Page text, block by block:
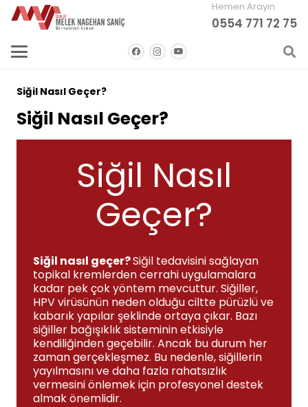
Hemen Arayın
0554 771 72 75
Siğil Nasıl Geçer?
Siğil Nasıl Geçer?
Siğil Nasıl
Geçer?
Siğil nasıl geçer?Siğil tedavisini sağlayan
topikal kremlerden cerrahi uygulamalara
kadar pek çok yöntem mevcuttur. Siğiller,
HPV virüsünün neden olduğu ciltte pürüzlü ve
kabarık yapılar şeklinde ortaya çıkar. Bazı
siğiller bağışıklık sisteminin etkisiyle
kendiliğinden geçebilir. Ancak bu durum her
zaman gerçekleşmez. Bu nedenle, siğillerin
yayılmasını ve daha fazla rahatsızlık
vermesini önlemek için profesyonel destek
almak önemlidir.